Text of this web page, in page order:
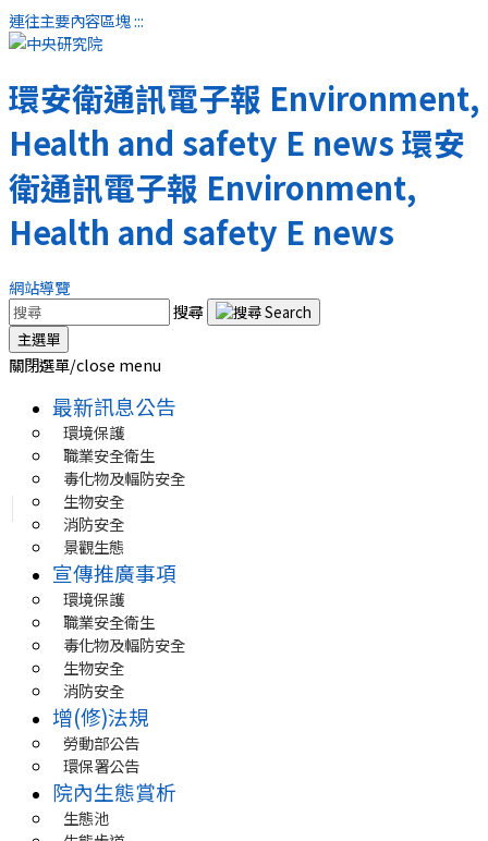
連往主要內容區塊:::
環安衛通訊電子報 Environment,
Health and safety E news環安
衛通訊電子報 Environment,
Health and safety E news
網站導覽
搜尋
主選單
關閉選單/close menu
最新訊息公告
環境保護
職業安全衛生
毒化物及輻防安全
生物安全
消防安全
景觀生態
宣傳推廣事項
環境保護
職業安全衛生
毒化物及輻防安全
生物安全
消防安全
增(修)法規
勞動部公告
環保署公告
院內生態賞析
生態池